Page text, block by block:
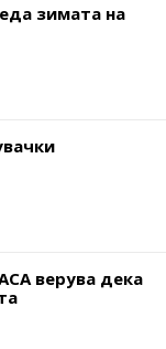
зимата на
верува дека